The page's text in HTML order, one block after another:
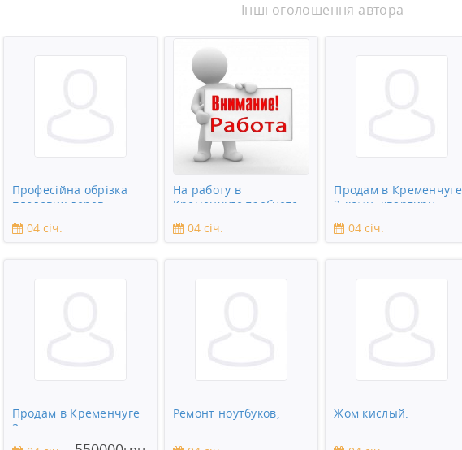
Інші оголошення автора
Професійна обрізка
плодових дерев
04 січ.
На работу в
Кременчуге требуется
сантехник
04 січ.
Продам в Кременчуге
2-комн. квартиру
04 січ.
Продам в Кременчуге
3-комн. квартиру
Ремонт ноутбуков,
планшетов,
смартфонов,
Жом кислый.